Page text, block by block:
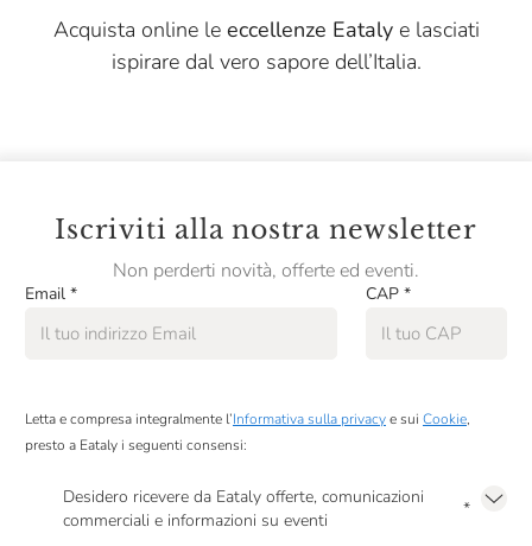
Salumificio Mannori
Salumificio Valverde
Scyavuru
Smeralda
Soena
Tartuflanghe
Testa Conserve
Acquista online le eccellenze Eatalye lasciati
ispirare dal vero sapore dell’Italia.
Iscriviti alla nostra newsletter
Non perderti novità, offerte ed eventi.
Email * CAP *
Letta e compresa integralmente l’Informativa sulla privacye sui Cookie,
presto a Eataly i seguenti consensi:
Desidero ricevere da Eataly offerte, comunicazioni
commerciali e informazioni su eventi
*